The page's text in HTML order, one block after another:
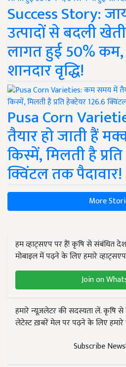
Success Story:
उत्पादों से बदली
लागत हुई 50%
शानदार वृद्धि!
Pusa Corn
तैयार हो जाती हैं
किस्में, मिलती है
क्विंटल तक पैदावार!
More
हम व्हाट्सएप पर हैं! कृषि से संबंधित
मोबाइल में पढ़ने के लिए हमारे
Join on
हमारे न्यूज़लेटर की सदस्यता लें. कृषि
लेटेस्ट ख़बरें मेल पर पढ़ने के लिए
Subscribe